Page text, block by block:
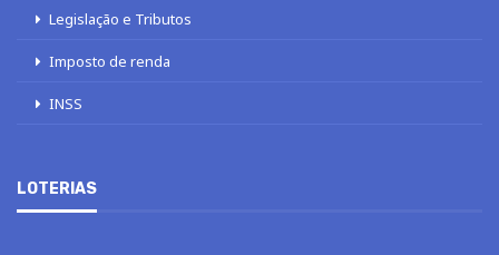
Legislação e Tributos
Imposto de renda
INSS
LOTERIAS